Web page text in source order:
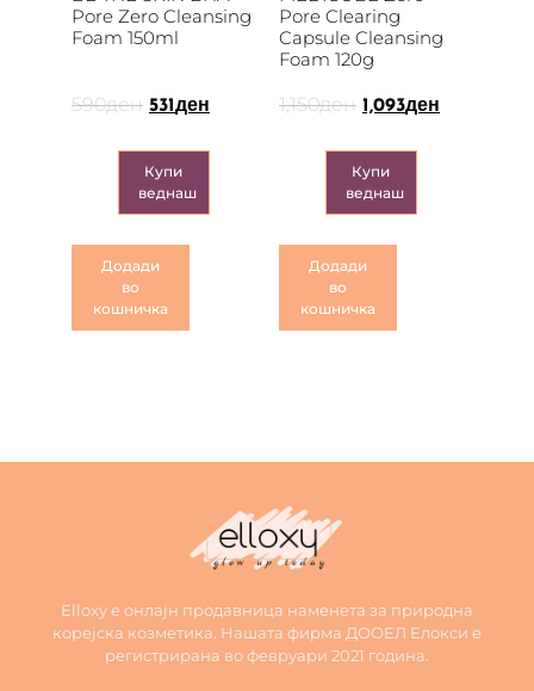
Pore Zero Cleansing
Foam 150ml
590ден 531ден
Купи
веднаш
Додади
во
кошничка
Pore Clearing
Capsule Cleansing
Foam 120g
1,150ден 1,093ден
Купи
веднаш
Додади
во
кошничка
Elloxy е онлајн продавница наменета за природна
корејска козметика. Нашата фирма ДООЕЛ Елокси е
регистрирана во февруари 2021 година.